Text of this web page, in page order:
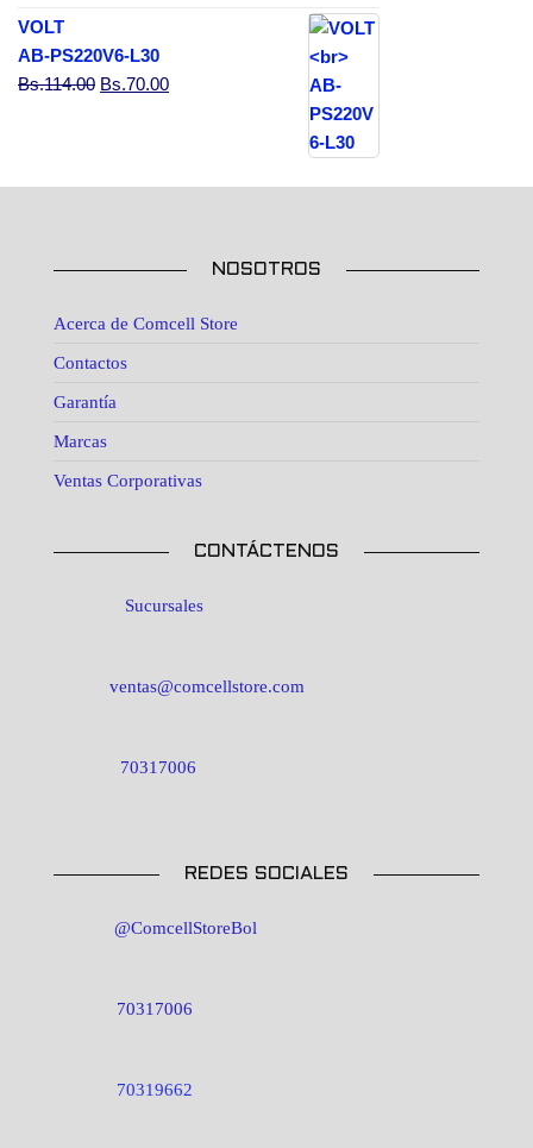
VOLT
AB-PS220V6-L30
Bs.114.00 El precio original era: Bs.114.00.
Bs.70.00El precio actual es: Bs.70.00.
NOSOTROS
Acerca de Comcell Store
Contactos
Garantía
Marcas
Ventas Corporativas
CONTÁCTENOS
Sucursales
ventas@comcellstore.com
70317006
REDES SOCIALES
@ComcellStoreBol
70317006
70319662